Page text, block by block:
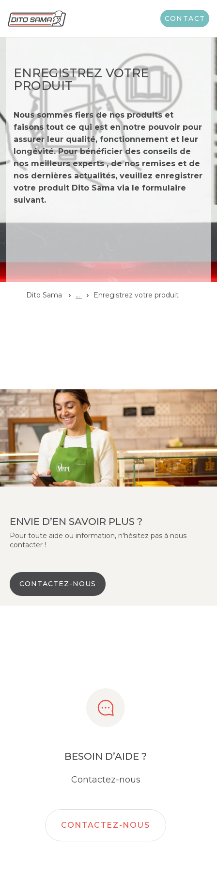
CONTACT
ENREGISTREZ VOTRE
PRODUIT
Nous sommes fiers de nos produits et
faisons tout ce qui est en notre pouvoir pour
assurer leur qualité, fonctionnement et leur
longévité. Pour bénéficier des conseils de
nos meilleurs experts , de nos remises et de
nos dernières actualités, veuillez enregistrer
votre produit Dito Sama via le formulaire
suivant.
Dito Sama ... Enregistrez votre produit
ENVIE D’EN SAVOIR PLUS ?
Pour toute aide ou information, n'hésitez pas à nous
contacter !
CONTACTEZ-NOUS
BESOIN D’AIDE ?
Contactez-nous
CONTACTEZ-NOUS